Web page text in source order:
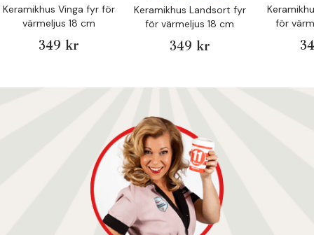
Keramikhus Vinga fyr för
värmeljus 18 cm
349 kr
Keramikhus Landsort fyr
för värmeljus 18 cm
349 kr
för